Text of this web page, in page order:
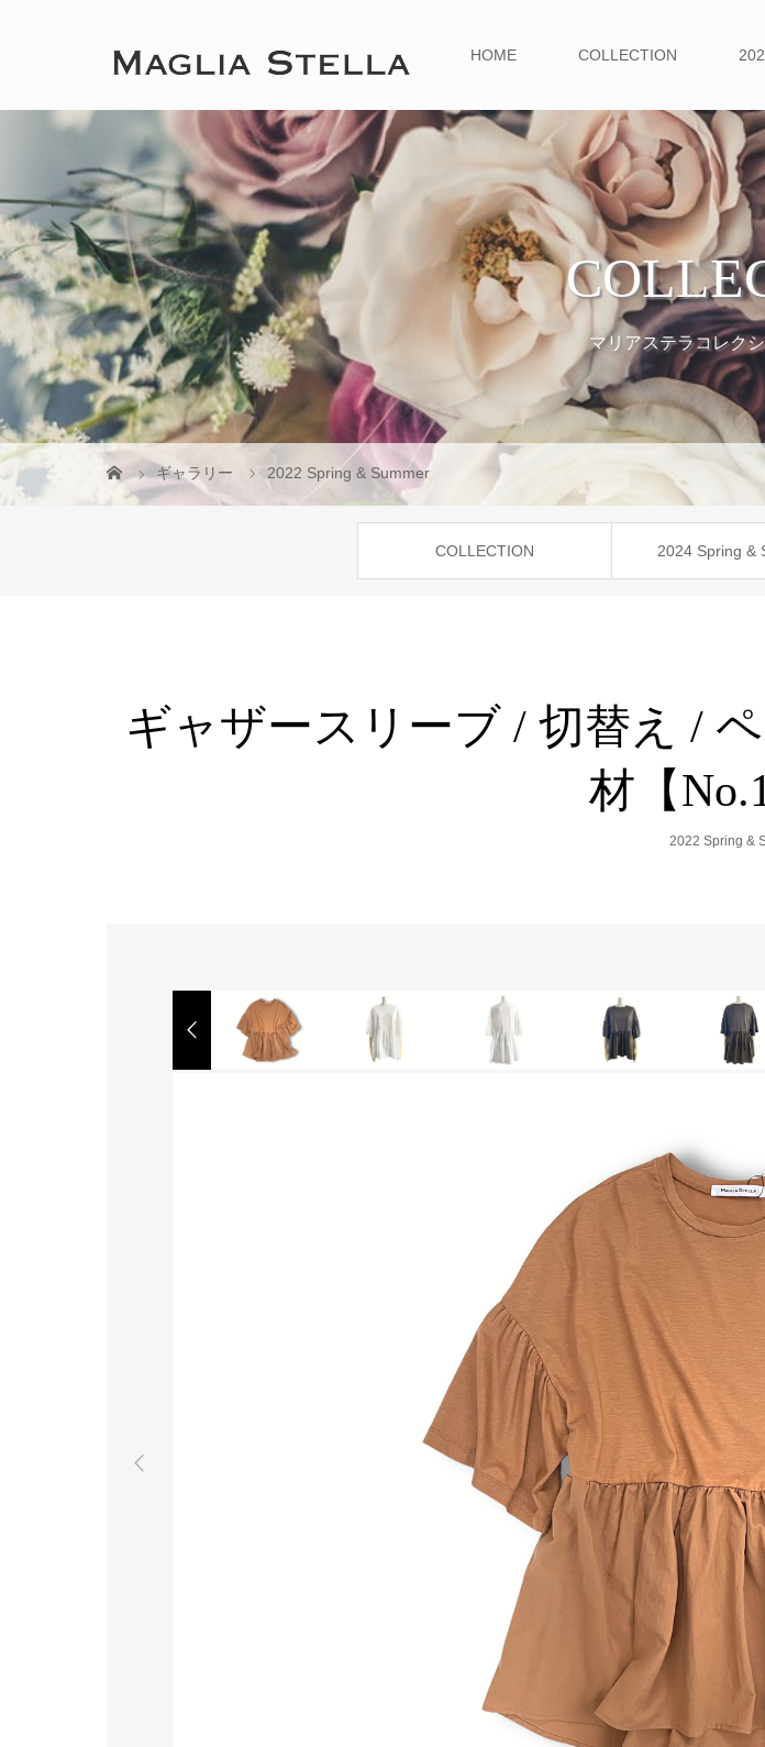
HOME COLLECTION
マリアステラコレク
ギャラリー 2022 Spring & Summer
COLLECTION 2024 Spring &
ギャザースリーブ / 切替え /
材【
2022 Spring &